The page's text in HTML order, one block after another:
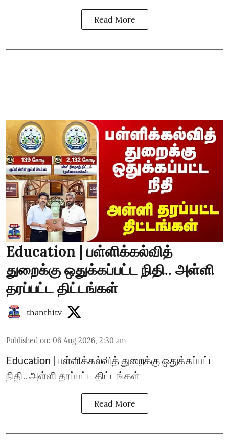
Read More
Education | பள்ளிக்கல்வித்
துறைக்கு ஒதுக்கப்பட்ட நிதி.. அள்ளி
தரப்பட்ட திட்டங்கள்
thanthitv
Published on: 06 Aug 2026, 2:30 am
Education | பள்ளிக்கல்வித் துறைக்கு ஒதுக்கப்பட்ட
நிதி.. அள்ளி தரப்பட்ட திட்டங்கள்
Read More